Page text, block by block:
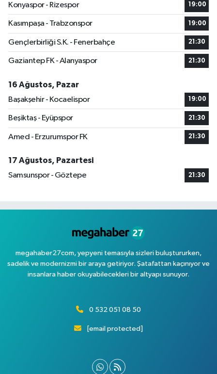
Konyaspor - Rizespor
19:00
Kasımpaşa - Trabzonspor 19:00
Gençlerbirliği S.K. - Fenerbahçe 21:30
Gaziantep FK - Alanyaspor 21:30
16 Ağustos, Pazar
Başakşehir - Kocaelispor
19:00
Beşiktaş - Eyüpspor 21:30
Amed - Erzurumspor FK 21:30
17 Ağustos, Pazartesi
Samsunspor - Göztepe
21:30
megahaber27com, yepyeni temasıyla sizleri buluştururken,
sadelik ve modernizmi bir araya getiriyor. Şatafattan kaçınıyor ve
insanlara haber okuyabilecekleri bir altyapı sunuyor.
0 532 051 08 50
[email protected]